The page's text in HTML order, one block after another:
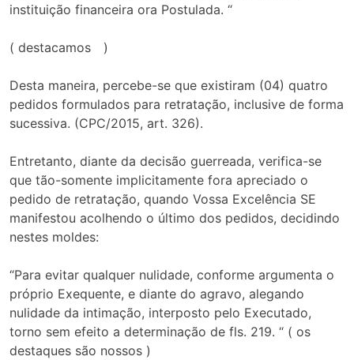
instituição financeira ora Postulada. “
( destacamos )
Desta maneira, percebe-se que existiram (04) quatro
pedidos formulados para retratação, inclusive de forma
sucessiva. (CPC/2015, art. 326).
Entretanto, diante da decisão guerreada, verifica-se
que tão-somente implicitamente fora apreciado o
pedido de retratação, quando Vossa Excelência SE
manifestou acolhendo o último dos pedidos, decidindo
nestes moldes:
“Para evitar qualquer nulidade, conforme argumenta o
próprio Exequente, e diante do agravo, alegando
nulidade da intimação, interposto pelo Executado,
torno sem efeito a determinação de fls. 219. “ ( os
destaques são nossos )